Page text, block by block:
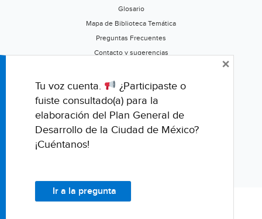
Glosario
Mapa de Biblioteca Temática
Preguntas Frecuentes
Contacto y sugerencias
Califica este portal
Tu voz cuenta.
¿Participaste o
fuiste consultado(a) para la
elaboración del Plan General de
Desarrollo de la Ciudad de México?
¡Cuéntanos!
Ir a la pregunta
×